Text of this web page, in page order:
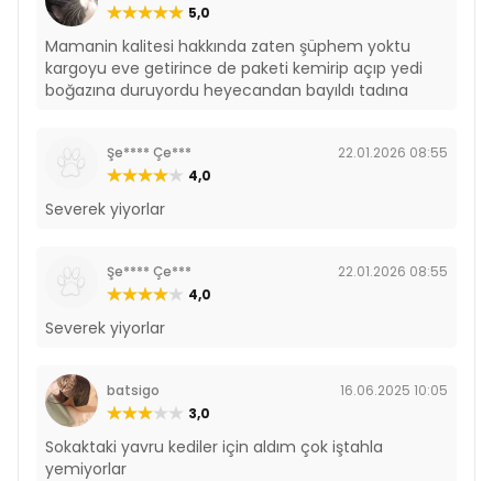
5,0
Mamanin kalitesi hakkında zaten şüphem yoktu
kargoyu eve getirince de paketi kemirip açıp yedi
boğazına duruyordu heyecandan bayıldı tadına
Şe**** Çe***
22.01.2026 08:55
4,0
Severek yiyorlar
Şe**** Çe***
22.01.2026 08:55
4,0
Severek yiyorlar
batsigo
16.06.2025 10:05
3,0
Sokaktaki yavru kediler için aldım çok iştahla
yemiyorlar